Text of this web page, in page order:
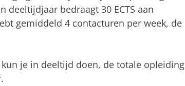
baat heben bij geestelijke
gebeurtenissen, maar zeker ook
aantal te behalen ECTS per jaar.
deeltijdjaar bedraagt 30 ECTS aan
gemiddeld 4 contacturen per week, de
je in deeltijd doen, de totale opleiding